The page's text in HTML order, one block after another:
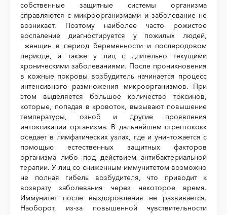
собственные защитные системы организма
справляются с микроорганизмами и заболевание не
возникает. Поэтому наиболее часто рожистое
воспаление диагностируется у пожилых людей,
женщин в период беременности и послеродовом
периоде, а также у лиц с длительно текущими
хроническими заболеваниями. После проникновения
в кожные покровы возбудитель начинается процесс
интенсивного размножения микроорганизмов. При
этом выделяется большое количество токсинов,
которые, попадая в кровоток, вызывают повышение
температуры, озноб и другие проявления
интоксикации организма. В дальнейшем стрептококк
оседает в лимфатических узлах, где и уничтожается с
помощью естественных защитных факторов
организма либо под действием антибактериальной
терапии. У лиц со сниженным иммунитетом возможно
не полная гибель возбудителя, что приводит к
возврату заболевания через некоторое время.
Иммунитет после выздоровления не развивается.
Наоборот, из-за повышенной чувствительности